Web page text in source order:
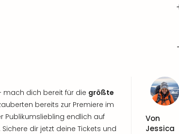
mach dich bereit für die größte
bereits zur Premiere im
Publikumsliebling endlich auf
Sichere dir jetzt deine Tickets und
Von
Jessica